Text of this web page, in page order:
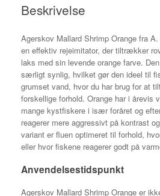
Beskrivelse
Agerskov Mallard Shrimp Orange fra
en effektiv rejeimitator, der tiltrækker
laks med sin levende orange farve.
særligt synlig, hvilket gør den ideel til
grumset vand, hvor du har brug for at
forskellige forhold. Orange har i årevis
mange kystfiskere i især foråret og
reagerer mere aggressivt på kontrast
variant er fluen optimeret til forhold,
eller hvor fiskene reagerer godt på
Anvendelsestidspunkt
Agerskov Mallard Shrimp Orange er